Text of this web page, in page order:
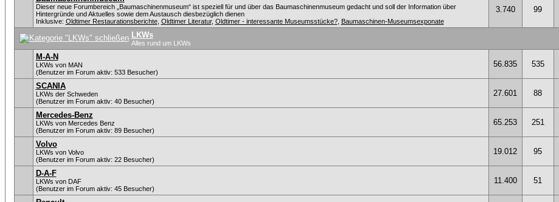
Dieser neue Forumbereich „Baumaschinenmuseum“ ist speziell für und über das Baumaschinenmuseum gedacht und soll der Information über
Hintergründe und Aktuelles sowie dem Austausch diesbezüglich dienen
Inklusive: Oldtimer Restaurationsberichte, Oldtimer Literatur, Oldtimer - interessante Museumsstücke?, Baumaschinen-Museumsexponate
3.740 99
LKWs
Alles rund um LKWs
M-A-N
LKWs von MAN
(Benutzer im Forum aktiv: 533 Besucher)
56.835 535
SCANIA
LKWs der Schweden
(Benutzer im Forum aktiv: 40 Besucher)
27.601 88
Mercedes-Benz
LKWs von Mercedes Benz
(Benutzer im Forum aktiv: 89 Besucher)
65.253 251
Volvo
LKWs von Volvo
(Benutzer im Forum aktiv: 22 Besucher)
19.012 95
D-A-F
LKWs von DAF
(Benutzer im Forum aktiv: 45 Besucher)
11.400 51